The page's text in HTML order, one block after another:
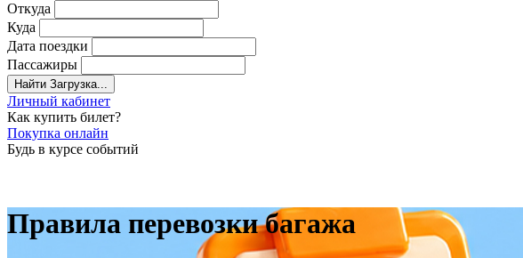
Откуда
Куда
Дата поездки
Пассажиры
Найти Загрузка...
Личный кабинет
Как купить билет?
Покупка онлайн
Будь в курсе событий
Правила перевозки багажа